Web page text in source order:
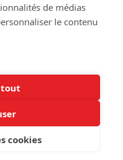
de médias
le contenu
cookies